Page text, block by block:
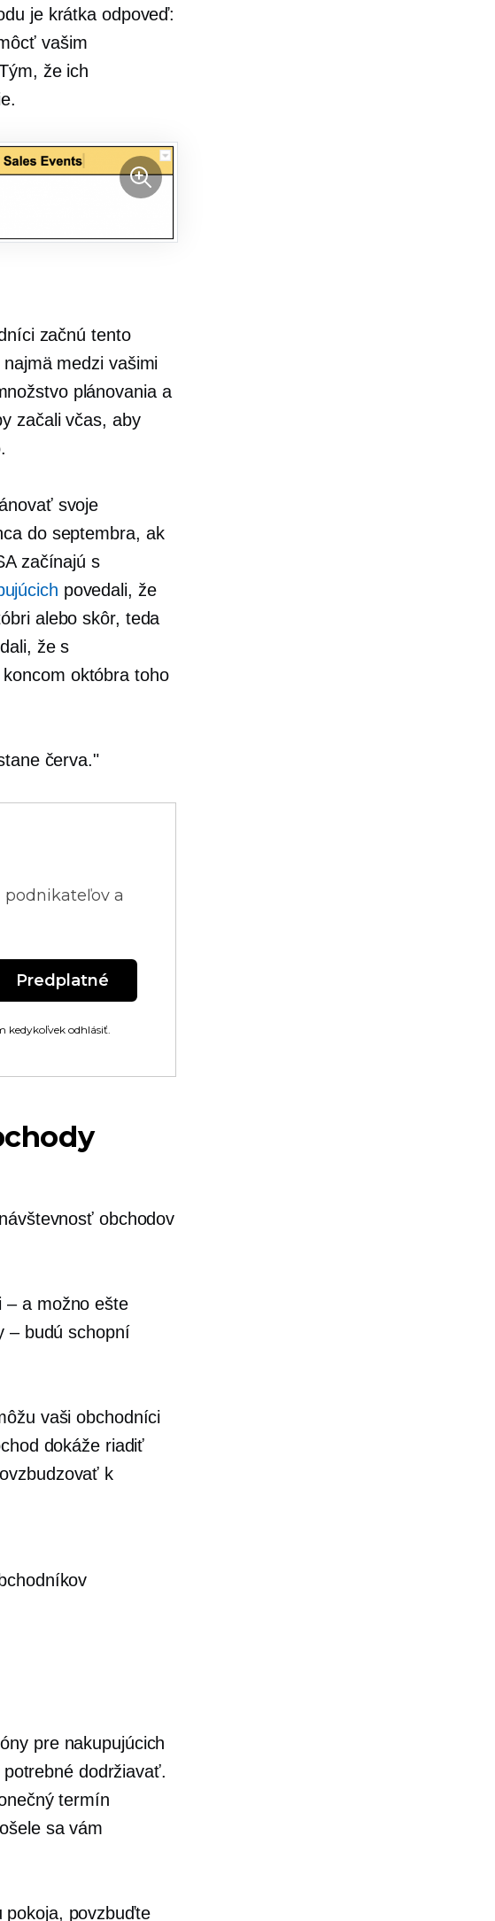
je krátka odpoveď:
vašim
že ich
začnú tento
medzi vašimi
plánovania a
začali včas, aby
svoje
do septembra, ak
začínajú s
povedali, že
alebo skôr, teda
že s
októbra toho
červa."
a
Predplatné
kedykoľvek odhlásiť.
obchodov
– a možno ešte
– budú schopní
vaši obchodníci
dokáže riadiť
k
pre nakupujúcich
dodržiavať.
termín
sa vám
povzbuďte